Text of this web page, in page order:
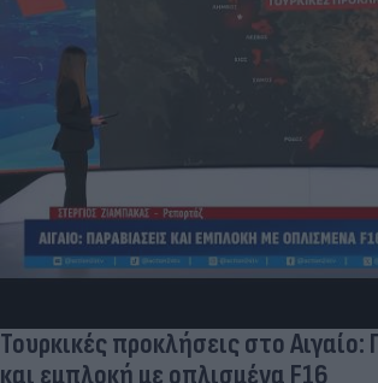
Δραματικός ο απολογισμός από
φωτιές - «Κόκκινα» 118 κτίρια